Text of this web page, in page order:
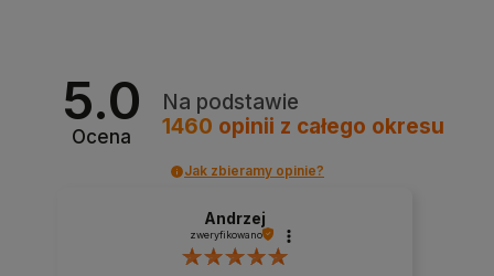
5.0
Ocena
Na podstawie
1460 opinii z całego okresu
Jak zbieramy opinie?
Andrzej
zweryfikowano